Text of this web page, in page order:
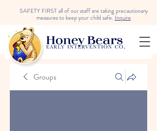
SAFETY FIRST all of our staff are taking precautionary
measures to keep your child safe.Inquire
Groups